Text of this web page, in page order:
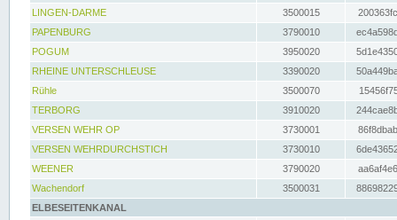
LINGEN-DARME
3500015
PAPENBURG
3790010
POGUM
3950020
RHEINE UNTERSCHLEUSE
3390020
Rühle
3500070
TERBORG
3910020
VERSEN WEHR OP
3730001
VERSEN WEHRDURCHSTICH
3730010
WEENER
3790020
Wachendorf
3500031
ELBESEITENKANAL